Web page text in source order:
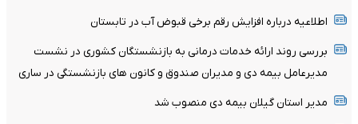
اطلاعیه درباره افزایش رقم برخی قبوض آب در تابستان
بررسی روند ارائه خدمات درمانی به بازنشستگان کشوری در نشست
مدیرعامل بیمه دی و مدیران صندوق و کانون های بازنشستگی در ساری
مدیر استان گیلان بیمه دی منصوب شد